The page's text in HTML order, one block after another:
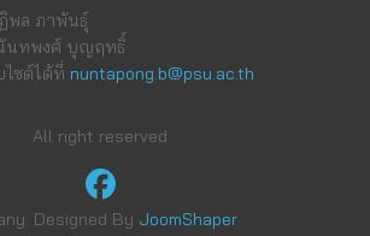
พล ภาพันธุ์
นทพงศ์ บุญฤทธิ์
ซต์ได้ที่ nuntapong.b@psu.ac.th
All right reserved
Designed By JoomShaper